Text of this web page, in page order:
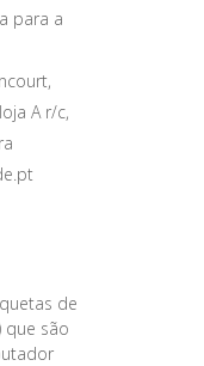
para a
A r/c,
de
que são